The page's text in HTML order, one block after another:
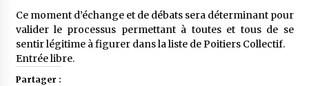
Ce moment d’échange et de débats sera déterminant pour
valider le processus permettant à toutes et tous de se
sentir légitime à figurer dans la liste de Poitiers Collectif.
Entrée libre.
Partager :